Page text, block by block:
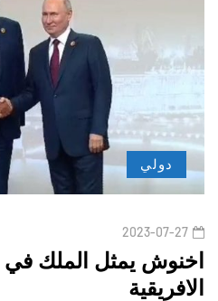
دولي
2023-07-27
اخنوش يمثل الملك في
الافريقية